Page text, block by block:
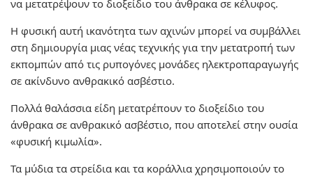
να μετατρέψουν το διοξείδιο του άνθρακα σε κέλυφος.
Η φυσική αυτή ικανότητα των αχινών μπορεί να συμβάλλει
στη δημιουργία μιας νέας τεχνικής για την μετατροπή των
εκπομπών από τις ρυπογόνες μονάδες ηλεκτροπαραγωγής
σε ακίνδυνο ανθρακικό ασβέστιο.
Πολλά θαλάσσια είδη μετατρέπουν το διοξείδιο του
άνθρακα σε ανθρακικό ασβέστιο, που αποτελεί στην ουσία
«φυσική κιμωλία».
Τα μύδια τα στρείδια και τα κοράλλια χρησιμοποιούν το